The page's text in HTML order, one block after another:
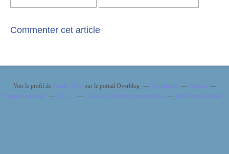
Commenter cet article
Voir le profil de Finally Oversur le portail Overblog Top articles
Contact
Signaler un abus
C.G.U. Cookies et données personnelles Préférences cookies